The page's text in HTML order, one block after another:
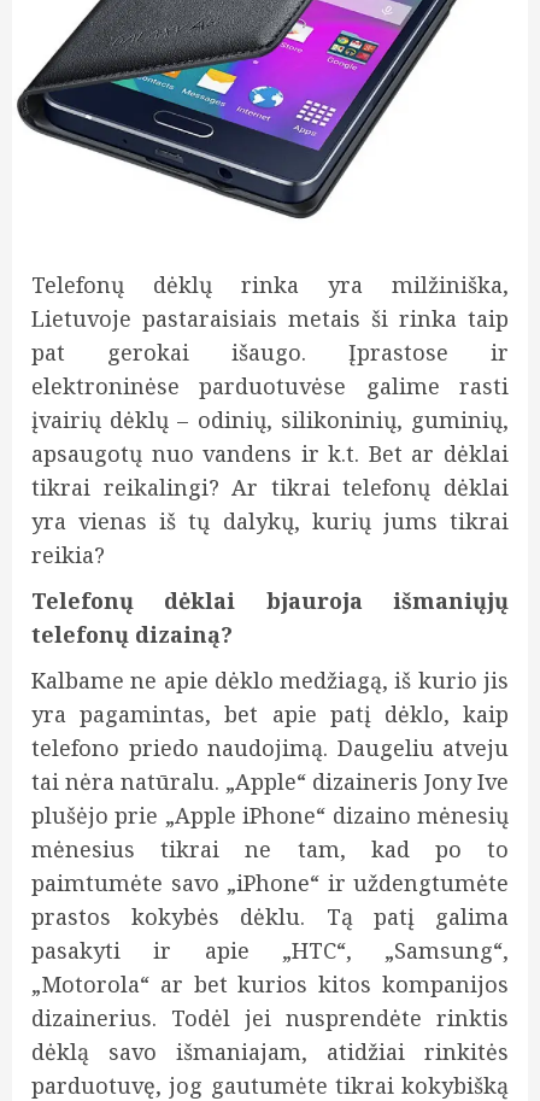
Telefonų dėklų rinka yra milžiniška,
Lietuvoje pastaraisiais metais ši rinka taip
pat gerokai išaugo. Įprastose ir
elektroninėse parduotuvėse galime rasti
įvairių dėklų – odinių, silikoninių, guminių,
apsaugotų nuo vandens ir k.t. Bet ar dėklai
tikrai reikalingi? Ar tikrai telefonų dėklai
yra vienas iš tų dalykų, kurių jums tikrai
reikia?
Telefonų dėklai bjauroja išmaniųjų
telefonų dizainą?
Kalbame ne apie dėklo medžiagą, iš kurio jis
yra pagamintas, bet apie patį dėklo, kaip
telefono priedo naudojimą. Daugeliu atveju
tai nėra natūralu. „Apple“ dizaineris Jony Ive
plušėjo prie „Apple iPhone“ dizaino mėnesių
mėnesius tikrai ne tam, kad po to
paimtumėte savo „iPhone“ ir uždengtumėte
prastos kokybės dėklu. Tą patį galima
pasakyti ir apie „HTC“, „Samsung“,
„Motorola“ ar bet kurios kitos kompanijos
dizainerius. Todėl jei nusprendėte rinktis
dėklą savo išmaniajam, atidžiai rinkitės
parduotuvę, jog gautumėte tikrai kokybišką